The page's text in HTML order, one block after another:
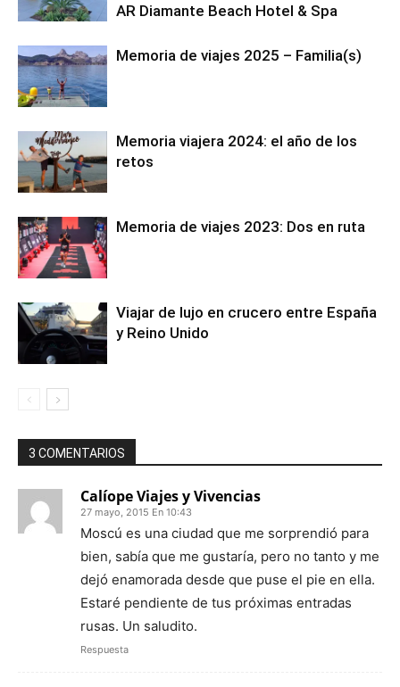
AR Diamante Beach Hotel & Spa
Memoria de viajes 2025 – Familia(s)
Memoria viajera 2024: el año de los
retos
Memoria de viajes 2023: Dos en ruta
Viajar de lujo en crucero entre España
y Reino Unido
3 COMENTARIOS
Calíope Viajes y Vivencias
27 mayo, 2015 En 10:43
Moscú es una ciudad que me sorprendió para
bien, sabía que me gustaría, pero no tanto y me
dejó enamorada desde que puse el pie en ella.
Estaré pendiente de tus próximas entradas
rusas. Un saludito.
Respuesta